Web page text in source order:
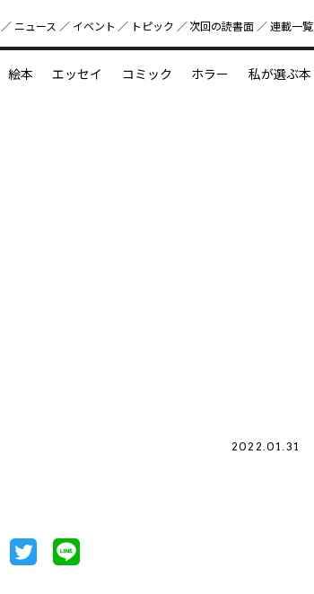
好書好日
ニュース イベント トピック 次回の読書⾯ 連載一覧
絵本 エッセイ コミック ホラー 私が選ぶ本
2022.01.31